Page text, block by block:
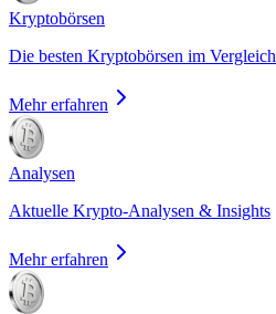
Kryptobörsen
Die besten Kryptobörsen im Vergleich
Mehr erfahren
Analysen
Aktuelle Krypto-Analysen & Insights
Mehr erfahren